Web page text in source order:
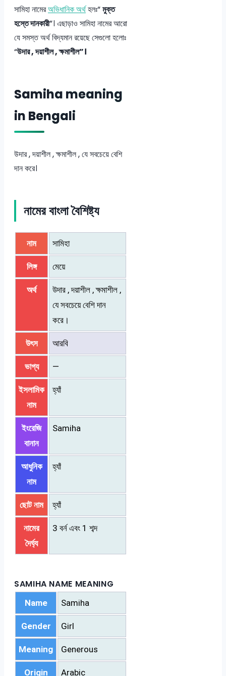
সামিহা নামেরঅভিধানিক অর্থহলঃ“মুক্ত
হস্তে দানকারী”। এছাড়াও সামিহা নামের আরো
যে সমস্ত অর্থ বিদ্যমান রয়েছে সেগুলো হলোঃ
“উদার , দয়াশীল , ক্ষমাশীল”।
Samiha meaning
in Bengali
উদার , দয়াশীল , ক্ষমাশীল , যে সবচেয়ে বেশি
দান করে।
নামের বাংলা বৈশিষ্ট্য
নাম সামিহা
লিঙ্গ মেয়ে
অর্থ
উদার , দয়াশীল , ক্ষমাশীল ,
যে সবচেয়ে বেশি দান
করে।
উৎস আরবি
ভাগ্য —
ইসলামিক
নাম
হ্যাঁ
ইংরেজি
বানান
Samiha
আধুনিক
নাম
হ্যাঁ
ছোট নাম হ্যাঁ
নামের
দৈর্ঘ্য
3 বর্ন এবং 1 শব্দ
SAMIHA NAME MEANING
Name Samiha
Gender Girl
Meaning Generous
Origin Arabic